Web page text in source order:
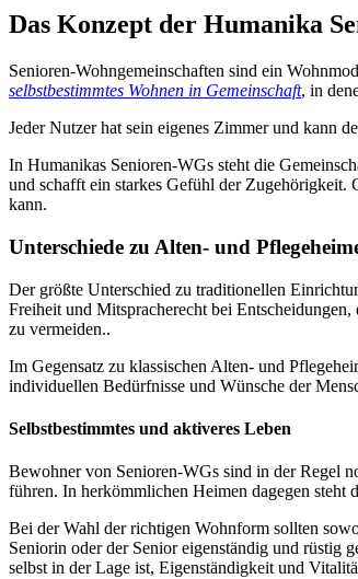
Das Konzept der Humanika
Senioren-Wohngemeinschaften sind ein
selbstbestimmtes Wohnen in Gemeinschaft, in
Jeder Nutzer hat sein eigenes Zimmer und kann
In Humanikas Senioren-WGs steht die
und schafft ein starkes Gefühl der Zugehörigkeit.
kann.
Unterschiede zu Alten- und
Der größte Unterschied zu traditionellen
Freiheit und Mitspracherecht bei
zu vermeiden..
Im Gegensatz zu klassischen Alten- und
individuellen Bedürfnisse und Wünsche der
Selbstbestimmtes und aktiveres Leben
Bewohner von Senioren-WGs sind in der Regel
führen. In herkömmlichen Heimen dagegen steht
Bei der Wahl der richtigen Wohnform sollten
Seniorin oder der Senior eigenständig und rüstig
selbst in der Lage ist, Eigenständigkeit und